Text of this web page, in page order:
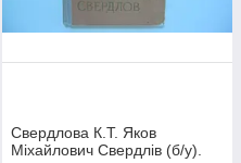
Свердлова К.Т. Яков
Міхайлович Свердлів (б/у).